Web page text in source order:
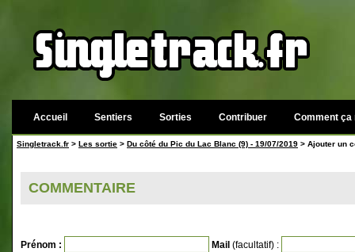
Accueil Sentiers Sorties Contribuer Comment ça
Singletrack.fr > Les sortie > Du côté du Pic du Lac Blanc (9) - 19/07/2019 > Ajouter un
COMMENTAIRE
Prénom : Mail (facultatif) :